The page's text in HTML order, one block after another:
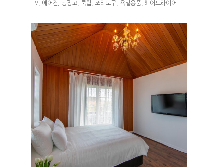
TV, 에어컨, 냉장고, 쿡탑, 조리도구, 욕실용품, 헤어드라이어